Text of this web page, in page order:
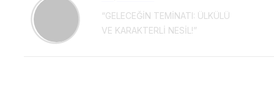
“GELECEĞİN TEMİNATI: ÜLKÜLÜ
VE KARAKTERLİ NESİL!”